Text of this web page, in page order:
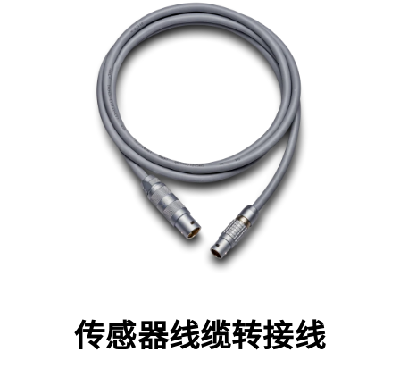
传感器线缆转接线